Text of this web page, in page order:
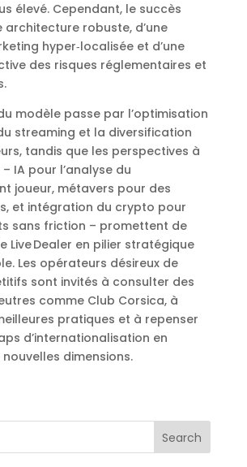
élevé. Cependant, le succès
architecture robuste, d’une
hyper‑localisée et d’une
des risques réglementaires et
modèle passe par l’optimisation
streaming et la diversification
tandis que les perspectives à
IA pour l’analyse du
joueur, métavers pour des
et intégration du crypto pour
sans friction – promettent de
Live Dealer en pilier stratégique
Les opérateurs désireux de
sont invités à consulter des
comme Club Corsica, à
pratiques et à repenser
d’internationalisation en
dimensions.
Search